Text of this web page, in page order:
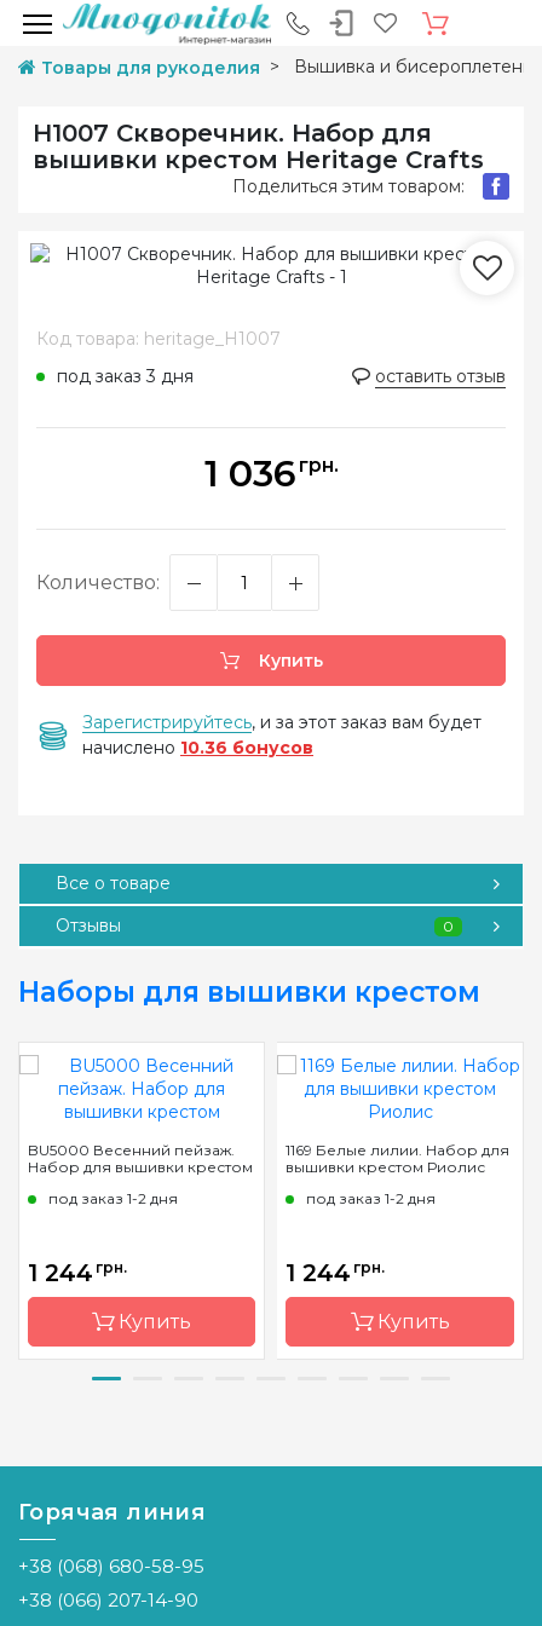
Товары для рукоделия Вышивка и
H1007 Скворечник. Набор для
вышивки крестом Heritage Crafts
Поделиться этим товаром:
Код товара: heritage_H1007
под заказ 3 дня
оставить отзыв
1 036 грн.
Количество:
Купить
Зарегистрируйтесь, и за этот заказ вам будет
начислено 10.36 бонусов
Все о товаре
Отзывы
0
Наборы для вышивки крестом
BU5000 Весенний пейзаж.
Набор для вышивки крестом
под заказ 1-2 дня
1 244 грн.
Купить
Страна-
Молдова
Размер
34*41cm
Канва
Aida18/100
Zweigart
Зашивка
полная
1169 Белые лилии. Набор для
вышивки крестом Риолис
под заказ 1-2 дня
1 244 грн.
Купить
Страна-
Литва
Горячая линия
+38 (068) 680-58-95
+38 (066) 207-14-90